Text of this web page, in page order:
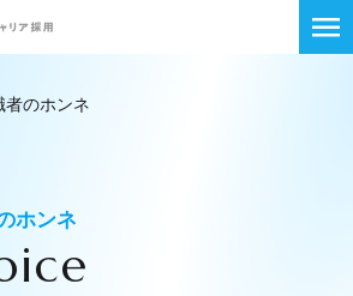
者のホンネ
ホンネ